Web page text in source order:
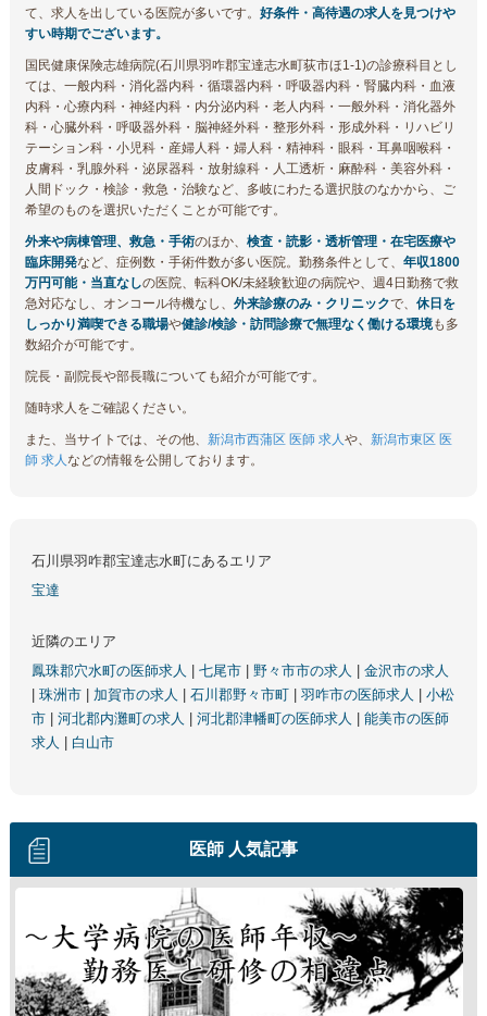
て、求人を出している医院が多いです。 好条件・高待遇の求人を見つけや
すい時期でございます。
国民健康保険志雄病院(石川県羽咋郡宝達志水町荻市ほ1-1)の診療科目とし
ては、一般内科・消化器内科・循環器内科・呼吸器内科・腎臓内科・血液
内科・心療内科・神経内科・内分泌内科・老人内科・一般外科・消化器外
科・心臓外科・呼吸器外科・脳神経外科・整形外科・形成外科・リハビリ
テーション科・小児科・産婦人科・婦人科・精神科・眼科・耳鼻咽喉科・
皮膚科・乳腺外科・泌尿器科・放射線科・人工透析・麻酔科・美容外科・
人間ドック・検診・救急・治験など、多岐にわたる選択肢のなかから、ご
希望のものを選択いただくことが可能です。
外来や病棟管理、救急・手術のほか、 検査・読影・透析管理・在宅医療や
臨床開発など、症例数・手術件数が多い医院。勤務条件として、 年収1800
万円可能・当直なしの医院、転科OK/未経験歓迎の病院や、週4日勤務で救
急対応なし、オンコール待機なし、 外来診療のみ・クリニックで、 休日を
しっかり満喫できる職場や健診/検診・訪問診療で無理なく働ける環境も多
数紹介が可能です。
院長・副院長や部長職についても紹介が可能です。
随時求人をご確認ください。
また、当サイトでは、その他、 新潟市西蒲区 医師 求人や、 新潟市東区 医
師 求人などの情報を公開しております。
石川県羽咋郡宝達志水町にあるエリア
宝達
近隣のエリア
鳳珠郡穴水町の医師求人
七尾市 野々市市の求人
金沢市の求人
珠洲市 加賀市の求人 石川郡野々市町 羽咋市の医師求人
小松
市
河北郡内灘町の求人 河北郡津幡町の医師求人
能美市の医師
求人
白山市
医師 人気記事